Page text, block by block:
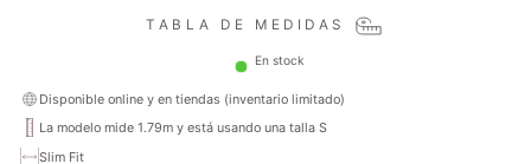
TABLA DE MEDIDAS
En stock
Disponible online y en tiendas (inventario limitado)
La modelo mide 1.79m y está usando una talla S
Slim Fit